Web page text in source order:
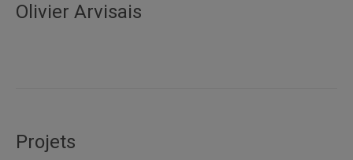
Olivier Arvisais
Projets